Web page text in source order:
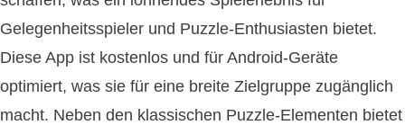
Gelegenheitsspieler und Puzzle-Enthusiasten bietet.
Diese App ist kostenlos und für Android-Geräte
optimiert, was sie für eine breite Zielgruppe zugänglich
macht. Neben den klassischen Puzzle-Elementen bietet